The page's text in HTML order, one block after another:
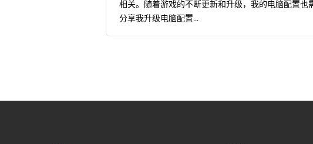
相关。随着游戏的不断更新和升级，我的电脑配置
分享我升级电脑配置...